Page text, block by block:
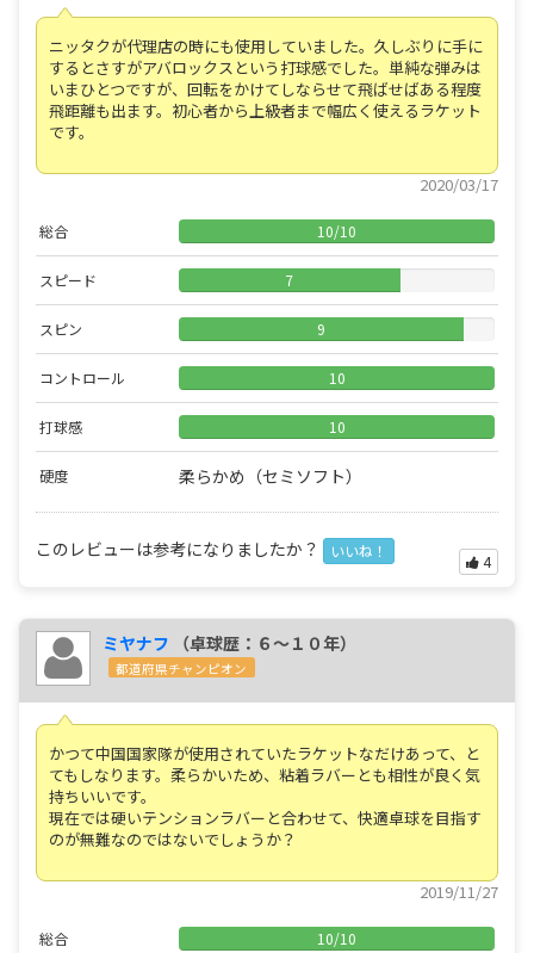
ニッタクが代理店の時にも使用していました。久しぶりに手に
するとさすがアバロックスという打球感でした。単純な弾みは
いまひとつですが、回転をかけてしならせて飛ばせばある程度
飛距離も出ます。初心者から上級者まで幅広く使えるラケット
です。
2020/03/17
総合 10/10
スピード 7
スピン 9
コントロール 10
打球感 10
硬度 柔らかめ（セミソフト）
このレビューは参考になりましたか？ いいね！
4
ミヤナフ （卓球歴：６～１０年）
都道府県チャンピオン
かつて中国国家隊が使用されていたラケットなだけあって、と
てもしなります。柔らかいため、粘着ラバーとも相性が良く気
持ちいいです。
現在では硬いテンションラバーと合わせて、快適卓球を目指す
のが無難なのではないでしょうか？
2019/11/27
総合 10/10